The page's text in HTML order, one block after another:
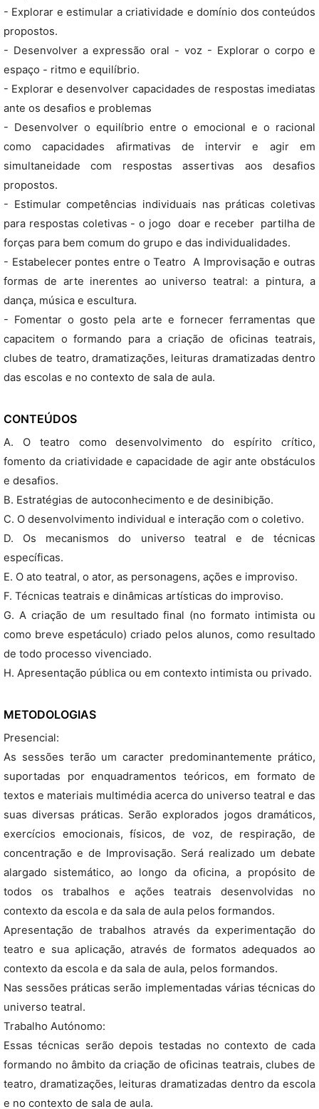
- Explorar e estimular a criatividade e domínio dos conteúdos
propostos.
- Desenvolver a expressão oral - voz - Explorar o corpo e
espaço - ritmo e equilíbrio.
- Explorar e desenvolver capacidades de respostas imediatas
ante os desafios e problemas
- Desenvolver o equilíbrio entre o emocional e o racional
como capacidades afirmativas de intervir e agir em
simultaneidade com respostas assertivas aos desafios
propostos.
- Estimular competências individuais nas práticas coletivas
para respostas coletivas - o jogo  doar e receber  partilha de
forças para bem comum do grupo e das individualidades.
- Estabelecer pontes entre o Teatro  A Improvisação e outras
formas de arte inerentes ao universo teatral: a pintura, a
dança, música e escultura.
- Fomentar o gosto pela arte e fornecer ferramentas que
capacitem o formando para a criação de oficinas teatrais,
clubes de teatro, dramatizações, leituras dramatizadas dentro
das escolas e no contexto de sala de aula.
CONTEÚDOS
A. O teatro como desenvolvimento do espírito crítico,
fomento da criatividade e capacidade de agir ante obstáculos
e desafios.
B. Estratégias de autoconhecimento e de desinibição.
C. O desenvolvimento individual e interação com o coletivo.
D. Os mecanismos do universo teatral e de técnicas
específicas.
E. O ato teatral, o ator, as personagens, ações e improviso.
F. Técnicas teatrais e dinâmicas artísticas do improviso.
G. A criação de um resultado final (no formato intimista ou
como breve espetáculo) criado pelos alunos, como resultado
de todo processo vivenciado.
H. Apresentação pública ou em contexto intimista ou privado.
METODOLOGIAS
Presencial:
As sessões terão um caracter predominantemente prático,
suportadas por enquadramentos teóricos, em formato de
textos e materiais multimédia acerca do universo teatral e das
suas diversas práticas. Serão explorados jogos dramáticos,
exercícios emocionais, físicos, de voz, de respiração, de
concentração e de Improvisação. Será realizado um debate
alargado sistemático, ao longo da oficina, a propósito de
todos os trabalhos e ações teatrais desenvolvidas no
contexto da escola e da sala de aula pelos formandos.
Apresentação de trabalhos através da experimentação do
teatro e sua aplicação, através de formatos adequados ao
contexto da escola e da sala de aula, pelos formandos.
Nas sessões práticas serão implementadas várias técnicas do
universo teatral.
Trabalho Autónomo:
Essas técnicas serão depois testadas no contexto de cada
formando no âmbito da criação de oficinas teatrais, clubes de
teatro, dramatizações, leituras dramatizadas dentro da escola
e no contexto de sala de aula.